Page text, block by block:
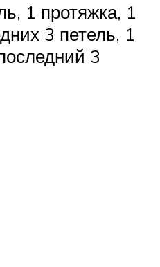
1 протяжка, 1
3 петель, 1
3